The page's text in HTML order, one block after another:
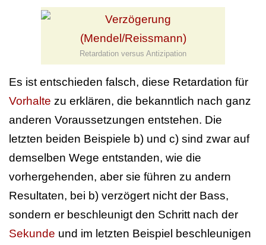
Retardation versus Antizipation
Es ist entschieden falsch, diese Retardation für
Vorhalte zu erklären, die bekanntlich nach ganz
anderen Voraussetzungen entstehen. Die
letzten beiden Beispiele b) und c) sind zwar auf
demselben Wege entstanden, wie die
vorhergehenden, aber sie führen zu andern
Resultaten, bei b) verzögert nicht der Bass,
sondern er beschleunigt den Schritt nach der
Sekunde und im letzten Beispiel beschleunigen